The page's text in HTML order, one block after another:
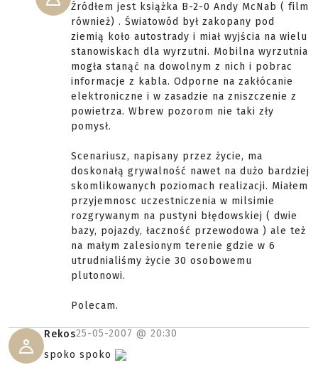
Źródłem jest książka B-2-0 Andy McNab ( film
również) . Światowód był zakopany pod
ziemią koło autostrady i miał wyjścia na wielu
stanowiskach dla wyrzutni. Mobilna wyrzutnia
mogła stanąć na dowolnym z nich i pobrac
informacje z kabla. Odporne na zakłócanie
elektroniczne i w zasadzie na zniszczenie z
powietrza. Wbrew pozorom nie taki zły
pomysł.
Scenariusz, napisany przez życie, ma
doskonałą grywalność nawet na dużo bardziej
skomlikowanych poziomach realizacji. Miałem
przyjemnosc uczestniczenia w milsimie
rozgrywanym na pustyni błędowskiej ( dwie
bazy, pojazdy, łaczność przewodowa ) ale też
na małym zalesionym terenie gdzie w 6
utrudnialiśmy życie 30 osobowemu
plutonowi.
Polecam.
Rekos25-05-2007 @ 20:30
spoko spoko